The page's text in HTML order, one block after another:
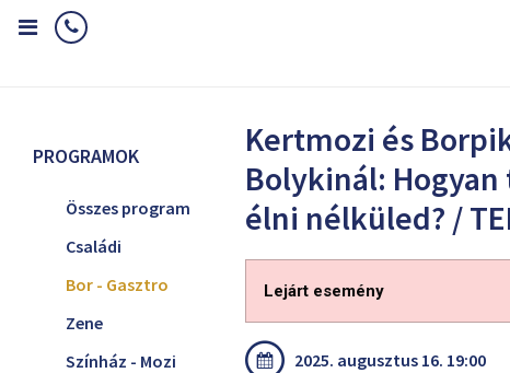
PROGRAMOK
Összes program
Családi
Bor - Gasztro
Zene
Színház - Mozi
Kertmozi és
Bolykinál:
élni nélküled? /
Lejárt esemény
2025. augusztus 16. 19:00